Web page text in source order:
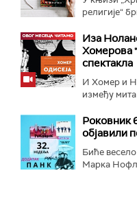
религије“
Иза
Хомерова
спектакла
И Хомер и
између мита
Роковник
објавили
Биће
Марка